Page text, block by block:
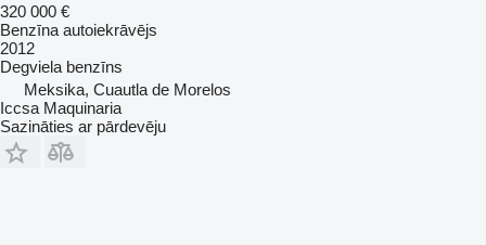
320 000 €
Benzīna autoiekrāvējs
2012
Degviela benzīns
Meksika, Cuautla de Morelos
Iccsa Maquinaria
Sazināties ar pārdevēju